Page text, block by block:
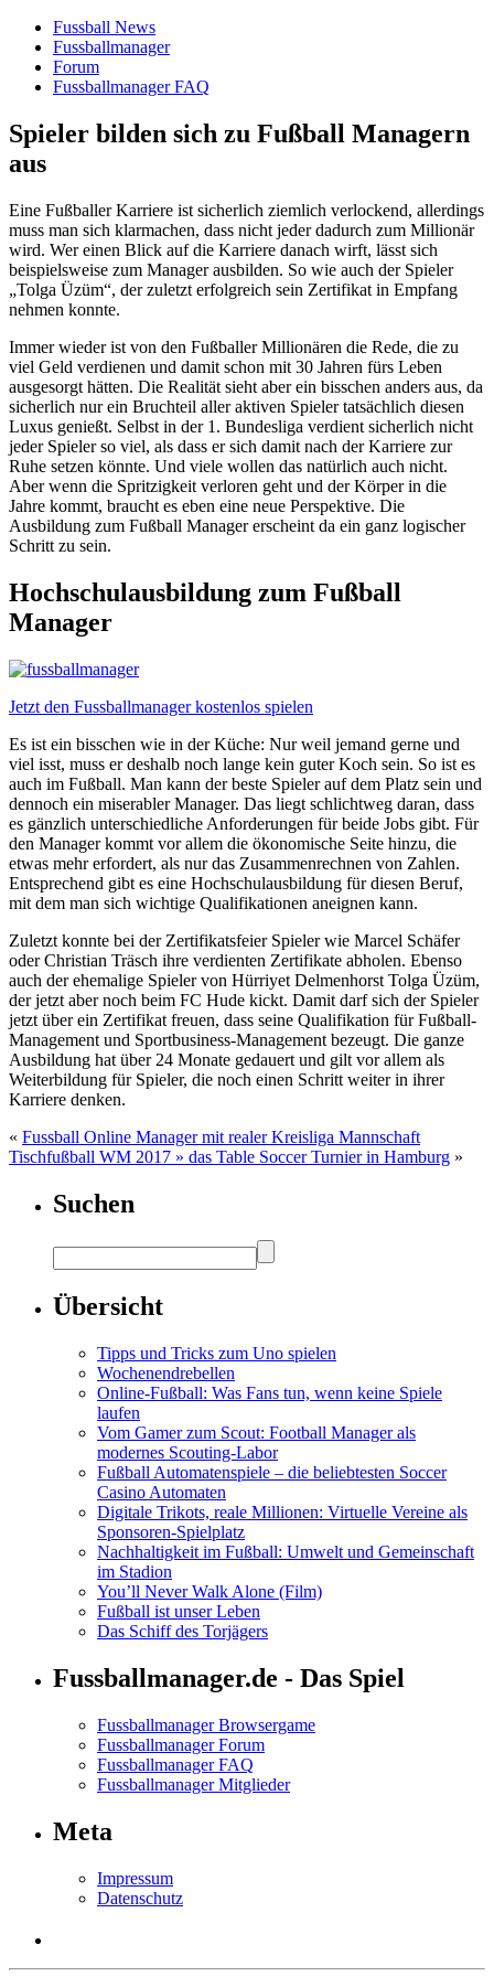
Fussball News
Fussballmanager
Forum
Fussballmanager FAQ
Spieler bilden sich zu Fußball Managern
aus
Eine Fußballer Karriere ist sicherlich ziemlich verlockend, allerdings
muss man sich klarmachen, dass nicht jeder dadurch zum Millionär
wird. Wer einen Blick auf die Karriere danach wirft, lässt sich
beispielsweise zum Manager ausbilden. So wie auch der Spieler
„Tolga Üzüm“, der zuletzt erfolgreich sein Zertifikat in Empfang
nehmen konnte.
Immer wieder ist von den Fußballer Millionären die Rede, die zu
viel Geld verdienen und damit schon mit 30 Jahren fürs Leben
ausgesorgt hätten. Die Realität sieht aber ein bisschen anders aus, da
sicherlich nur ein Bruchteil aller aktiven Spieler tatsächlich diesen
Luxus genießt. Selbst in der 1. Bundesliga verdient sicherlich nicht
jeder Spieler so viel, als dass er sich damit nach der Karriere zur
Ruhe setzen könnte. Und viele wollen das natürlich auch nicht.
Aber wenn die Spritzigkeit verloren geht und der Körper in die
Jahre kommt, braucht es eben eine neue Perspektive. Die
Ausbildung zum Fußball Manager erscheint da ein ganz logischer
Schritt zu sein.
Hochschulausbildung zum Fußball
Manager
Jetzt den Fussballmanager kostenlos spielen
Es ist ein bisschen wie in der Küche: Nur weil jemand gerne und
viel isst, muss er deshalb noch lange kein guter Koch sein. So ist es
auch im Fußball. Man kann der beste Spieler auf dem Platz sein und
dennoch ein miserabler Manager. Das liegt schlichtweg daran, dass
es gänzlich unterschiedliche Anforderungen für beide Jobs gibt. Für
den Manager kommt vor allem die ökonomische Seite hinzu, die
etwas mehr erfordert, als nur das Zusammenrechnen von Zahlen.
Entsprechend gibt es eine Hochschulausbildung für diesen Beruf,
mit dem man sich wichtige Qualifikationen aneignen kann.
Zuletzt konnte bei der Zertifikatsfeier Spieler wie Marcel Schäfer
oder Christian Träsch ihre verdienten Zertifikate abholen. Ebenso
auch der ehemalige Spieler von Hürriyet Delmenhorst Tolga Üzüm,
der jetzt aber noch beim FC Hude kickt. Damit darf sich der Spieler
jetzt über ein Zertifikat freuen, dass seine Qualifikation für Fußball-
Management und Sportbusiness-Management bezeugt. Die ganze
Ausbildung hat über 24 Monate gedauert und gilt vor allem als
Weiterbildung für Spieler, die noch einen Schritt weiter in ihrer
Karriere denken.
« Fussball Online Manager mit realer Kreisliga Mannschaft
Tischfußball WM 2017 » das Table Soccer Turnier in Hamburg »
Suchen
Übersicht
Tipps und Tricks zum Uno spielen
Wochenendrebellen
Online-Fußball: Was Fans tun, wenn keine Spiele
laufen
Vom Gamer zum Scout: Football Manager als
modernes Scouting-Labor
Fußball Automatenspiele – die beliebtesten Soccer
Casino Automaten
Digitale Trikots, reale Millionen: Virtuelle Vereine als
Sponsoren-Spielplatz
Nachhaltigkeit im Fußball: Umwelt und Gemeinschaft
im Stadion
You’ll Never Walk Alone (Film)
Fußball ist unser Leben
Das Schiff des Torjägers
Fussballmanager.de - Das Spiel
Fussballmanager Browsergame
Fussballmanager Forum
Fussballmanager FAQ
Fussballmanager Mitglieder
Meta
Impressum
Datenschutz